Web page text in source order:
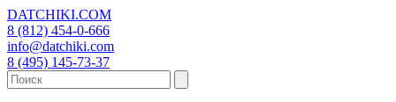
DATCHIKI.COM
8 (812) 454-0-666
info@datchiki.com
8 (495) 145-73-37